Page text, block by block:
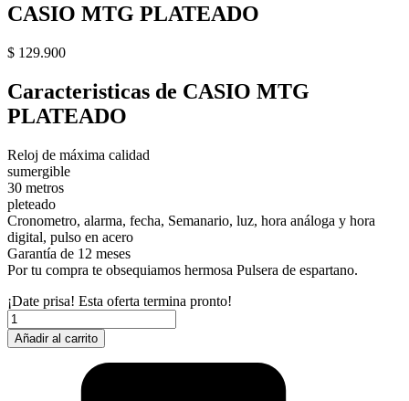
CASIO MTG PLATEADO
$ 129.900
Caracteristicas de CASIO MTG
PLATEADO
Reloj de máxima calidad
sumergible
30 metros
pleteado
Cronometro, alarma, fecha, Semanario, luz, hora análoga y hora
digital, pulso en acero
Garantía de 12 meses
Por tu compra te obsequiamos hermosa Pulsera de espartano.
¡Date prisa! Esta oferta termina pronto!
CASIO
MTG
PLATEADO
Añadir al carrito